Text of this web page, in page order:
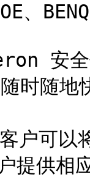
、
安全
时随地
可以
提供相